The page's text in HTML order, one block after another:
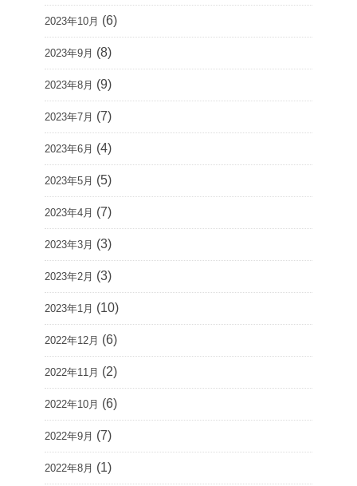
2023年10月 (6)
2023年9月 (8)
2023年8月 (9)
2023年7月 (7)
2023年6月 (4)
2023年5月 (5)
2023年4月 (7)
2023年3月 (3)
2023年2月 (3)
2023年1月 (10)
2022年12月 (6)
2022年11月 (2)
2022年10月 (6)
2022年9月 (7)
2022年8月 (1)